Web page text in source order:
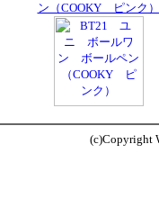
ン（COOKY ピンク）
(c)Copyright